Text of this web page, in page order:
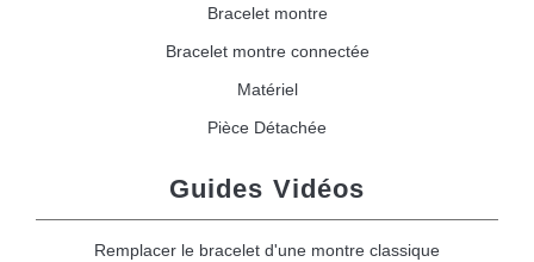
Bracelet montre
Bracelet montre connectée
Matériel
Pièce Détachée
Guides Vidéos
Remplacer le bracelet d'une montre classique